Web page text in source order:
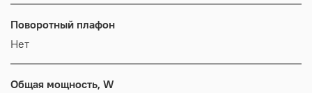
Поворотный плафон
Нет
Общая мощность, W